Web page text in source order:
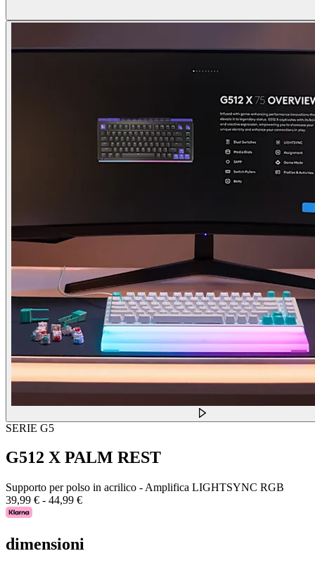
SERIE G5
G512 X PALM REST
Supporto per polso in acrilico - Amplifica LIGHTSYNC RGB
39,99 € - 44,99 €
dimensioni